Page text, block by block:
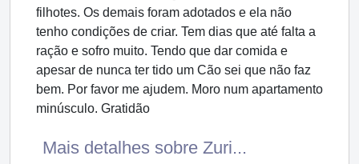
filhotes. Os demais foram adotados e ela não
tenho condições de criar. Tem dias que até falta a
ração e sofro muito. Tendo que dar comida e
apesar de nunca ter tido um Cão sei que não faz
bem. Por favor me ajudem. Moro num apartamento
minúsculo. Gratidão
Mais detalhes sobre Zuri...